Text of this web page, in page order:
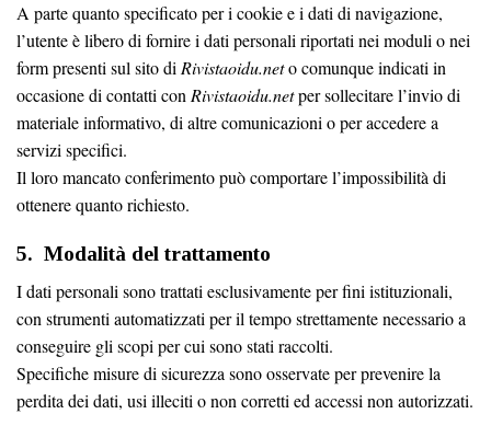
A parte quanto specificato per i cookie e i dati di navigazione,
l’utente è libero di fornire i dati personali riportati nei moduli o nei
form presenti sul sito di Rivistaoidu.neto comunque indicati in
occasione di contatti con Rivistaoidu.netper sollecitare l’invio di
materiale informativo, di altre comunicazioni o per accedere a
servizi specifici.
Il loro mancato conferimento può comportare l’impossibilità di
ottenere quanto richiesto.
5. Modalità del trattamento
I dati personali sono trattati esclusivamente per fini istituzionali,
con strumenti automatizzati per il tempo strettamente necessario a
conseguire gli scopi per cui sono stati raccolti.
Specifiche misure di sicurezza sono osservate per prevenire la
perdita dei dati, usi illeciti o non corretti ed accessi non autorizzati.